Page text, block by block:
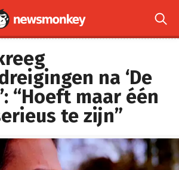

na ‘De
“Hoeft maar één
te zijn”